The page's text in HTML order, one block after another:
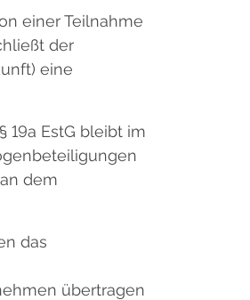
einer Teilnahme
der
eine
EstG bleibt im
dem
das
übertragen